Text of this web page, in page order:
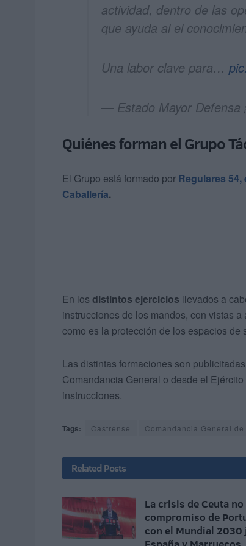
actividad, dentro de las
que ayuda al el
Una labor clave para…
— Estado Mayor
Quiénes forman el Grupo
El Grupo está formado por Regulares
Caballería.
En los distintos ejercicios llevados a
instrucciones de los mandos, con vistas
como es la protección de los espacios de
Las distintas formaciones son
Comandancia General o desde el
instrucciones.
Tags: Castrense Comandancia General de
Related Posts
La crisis de Ceuta no
compromiso de
con el Mundial 2030